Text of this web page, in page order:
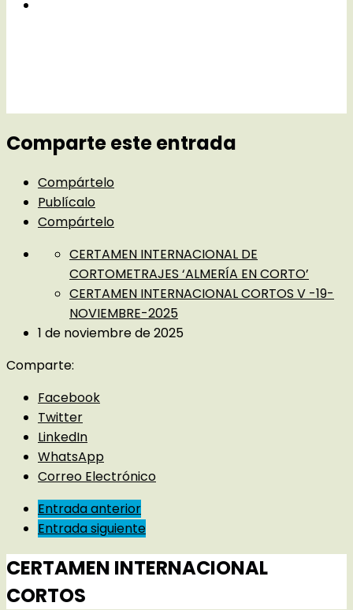
Comparte este entrada
Compártelo
Publícalo
Compártelo
CERTAMEN INTERNACIONAL DE
CORTOMETRAJES ‘ALMERÍA EN CORTO’
CERTAMEN INTERNACIONAL CORTOS V -19-
NOVIEMBRE-2025
1 de noviembre de 2025
Comparte:
Facebook
Twitter
LinkedIn
WhatsApp
Correo Electrónico
Entrada anterior
Entrada siguiente
CERTAMEN INTERNACIONAL
CORTOS